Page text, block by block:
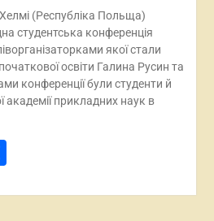
(Республіка Польща)
студентська конференція
якої стали
освіти Галина Русин та
конференції були студенти й
прикладних наук в
Поділитися